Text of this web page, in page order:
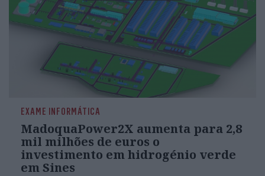
EXAME INFORMÁTICA
MadoquaPower2X aumenta para 2,8
mil milhões de euros o
investimento em hidrogénio verde
em Sines